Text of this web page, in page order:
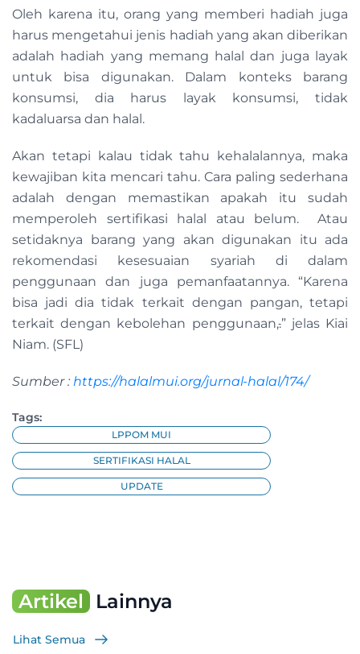
Oleh karena itu, orang yang memberi hadiah juga
harus mengetahui jenis hadiah yang akan diberikan
adalah hadiah yang memang halal dan juga layak
untuk bisa digunakan. Dalam konteks barang
konsumsi, dia harus layak konsumsi, tidak
kadaluarsa dan halal.
Akan tetapi kalau tidak tahu kehalalannya, maka
kewajiban kita mencari tahu. Cara paling sederhana
adalah dengan memastikan apakah itu sudah
memperoleh sertifikasi halal atau belum. Atau
setidaknya barang yang akan digunakan itu ada
rekomendasi kesesuaian syariah di dalam
penggunaan dan juga pemanfaatannya. “Karena
bisa jadi dia tidak terkait dengan pangan, tetapi
terkait dengan kebolehan penggunaan,.” jelas Kiai
Niam. (SFL)
Sumber : https://halalmui.org/jurnal-halal/174/
Tags:
LPPOM MUI
SERTIFIKASI HALAL
UPDATE
Artikel Lainnya
Lihat Semua